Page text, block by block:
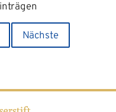
Nächste